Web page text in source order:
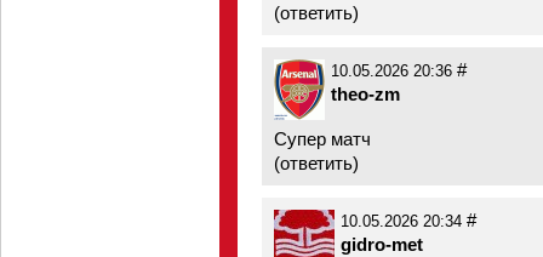
(ответить)
10.05.2026 20:36 #
theo-zm
Супер матч
(ответить)
10.05.2026 20:34 #
gidro-met